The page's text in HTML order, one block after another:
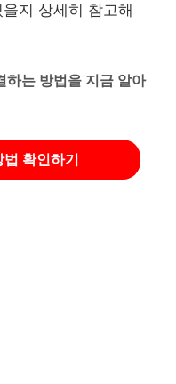
지 상세히 참고해
하는 방법을 지금 알아
확인하기